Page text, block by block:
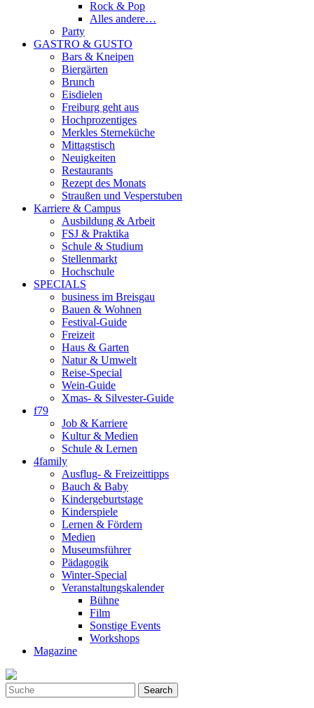
Rock & Pop
Alles andere…
Party
GASTRO & GUSTO
Bars & Kneipen
Biergärten
Brunch
Eisdielen
Freiburg geht aus
Hochprozentiges
Merkles Sterneküche
Mittagstisch
Neuigkeiten
Restaurants
Rezept des Monats
Straußen und Vesperstuben
Karriere & Campus
Ausbildung & Arbeit
FSJ & Praktika
Schule & Studium
Stellenmarkt
Hochschule
SPECIALS
business im Breisgau
Bauen & Wohnen
Festival-Guide
Freizeit
Haus & Garten
Natur & Umwelt
Reise-Special
Wein-Guide
Xmas- & Silvester-Guide
f79
Job & Karriere
Kultur & Medien
Schule & Lernen
4family
Ausflug- & Freizeittipps
Bauch & Baby
Kindergeburtstage
Kinderspiele
Lernen & Fördern
Medien
Museumsführer
Pädagogik
Winter-Special
Veranstaltungskalender
Bühne
Film
Sonstige Events
Workshops
Magazine